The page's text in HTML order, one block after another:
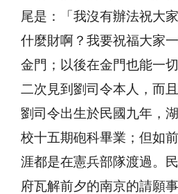
尾是：「我沒有辦法祝大
什麼財啊？我要祝福大家
金門；以後在金門也能一
二次見到劉司令本人，而
劉司令出生於民國九年，
校十五期砲科畢業；但如
涯都是在憲兵部隊渡過。
府瓦解前夕的南京的請願